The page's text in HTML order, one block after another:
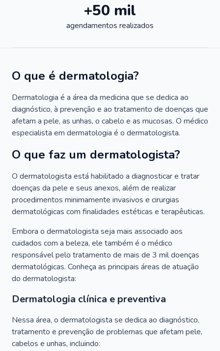
+50 mil
agendamentos realizados
O que é dermatologia?
Dermatologia é a área da medicina que se dedica ao
diagnóstico, à prevenção e ao tratamento de doenças que
afetam a pele, as unhas, o cabelo e as mucosas. O médico
especialista em dermatologia é o dermatologista.
O que faz um dermatologista?
O dermatologista está habilitado a diagnosticar e tratar
doenças da pele e seus anexos, além de realizar
procedimentos minimamente invasivos e cirurgias
dermatológicas com finalidades estéticas e terapêuticas.
Embora o dermatologista seja mais associado aos
cuidados com a beleza, ele também é o médico
responsável pelo tratamento de mais de 3 mil doenças
dermatológicas. Conheça as principais áreas de atuação
do dermatologista:
Dermatologia clínica e preventiva
Nessa área, o dermatologista se dedica ao diagnóstico,
tratamento e prevenção de problemas que afetam pele,
cabelos e unhas, incluindo: